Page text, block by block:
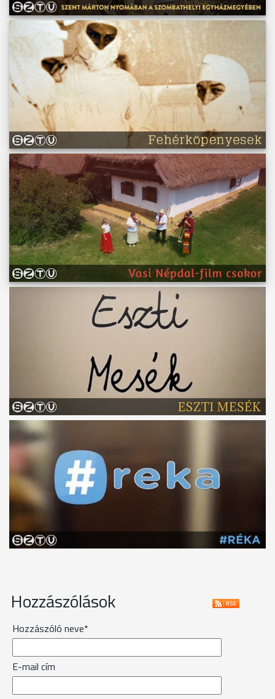
Hozzászólások
Hozzászóló neve*
E-mail cím